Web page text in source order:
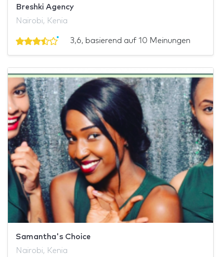
Breshki Agency
Nairobi, Kenia
3,6, basierend auf 10 Meinungen
Samantha's Choice
Nairobi, Kenia